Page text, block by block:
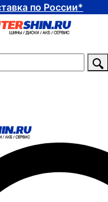
по России*